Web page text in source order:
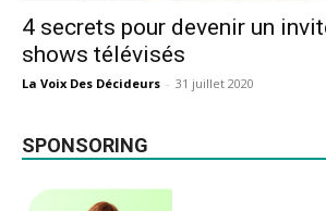
4 secrets pour devenir un
shows télévisés
La Voix Des Décideurs - 31 juillet 2020
SPONSORING